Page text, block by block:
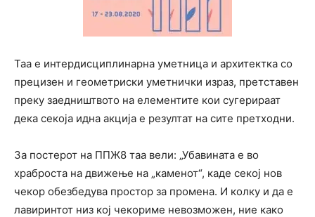
Таа е интердисциплинарна уметница и архитектка со
прецизен и геометриски уметнички израз, претставен
преку заедништвото на елементите кои сугерираат
дека секоја идна акција е резултат на сите претходни.
За постерот на ППЖ8 таа вели: „Убавината е во
храброста на движење на „каменот“, каде секој нов
чекор обезбедува простор за промена. И колку и да е
лавиринтот низ кој чекориме невозможен, ние како